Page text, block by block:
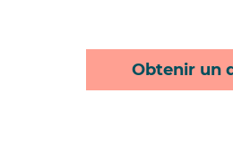
Obtenir un